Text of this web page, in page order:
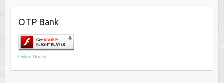
OTP Bank
Online Doctor